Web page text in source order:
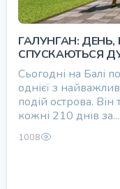
ГАЛУНГАН:
СПУСКАЮТЬСЯ
Сьогодні на Балі
однієї з
подій острова.
кожні 210 днів за...
1008